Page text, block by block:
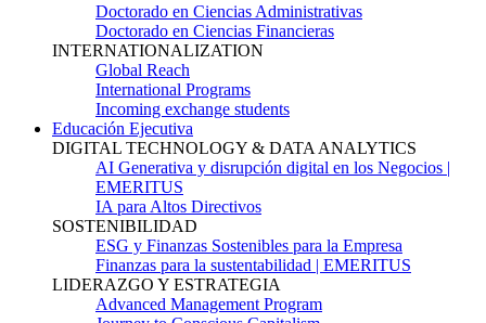
Doctorado en Ciencias Administrativas
Doctorado en Ciencias Financieras
INTERNATIONALIZATION
Global Reach
International Programs
Incoming exchange students
Educación Ejecutiva
DIGITAL TECHNOLOGY & DATA ANALYTICS
AI Generativa y disrupción digital en los Negocios |
EMERITUS
IA para Altos Directivos
SOSTENIBILIDAD
ESG y Finanzas Sostenibles para la Empresa
Finanzas para la sustentabilidad | EMERITUS
LIDERAZGO Y ESTRATEGIA
Advanced Management Program